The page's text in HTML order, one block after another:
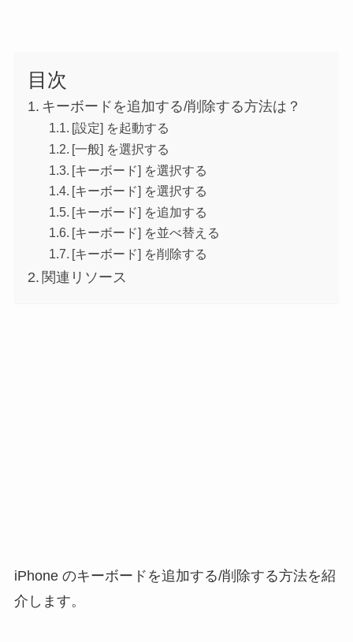
目次
キーボードを追加する/削除する方法は？
[設定] を起動する
[一般] を選択する
[キーボード] を選択する
[キーボード] を選択する
[キーボード] を追加する
[キーボード] を並べ替える
[キーボード] を削除する
関連リソース
iPhone のキーボードを追加する/削除する方法を紹
介します。